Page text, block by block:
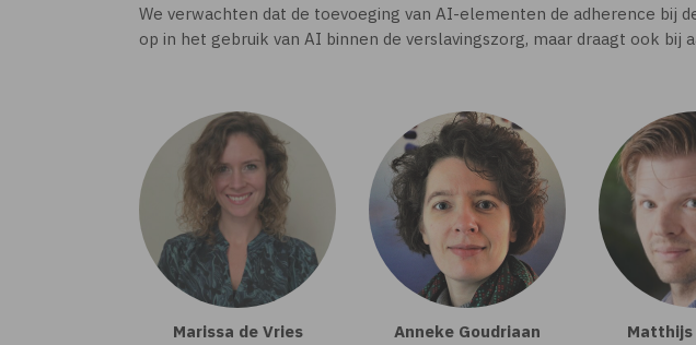
We verwachten dat de toevoeging van AI-elementen de adherence
op in het gebruik van AI binnen de verslavingszorg, maar draagt ook bij
Marissa de Vries
Anneke Goudriaan
Matthijs